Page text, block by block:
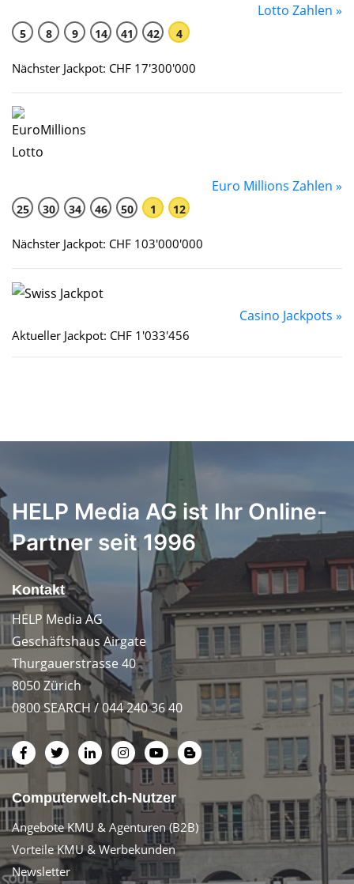
Lotto Zahlen »
5 8 9 14 41 42 4
Nächster Jackpot: CHF 17'300'000
Euro Millions Zahlen »
25 30 34 46 50 1 12
Nächster Jackpot: CHF 103'000'000
Casino Jackpots »
Aktueller Jackpot: CHF 1'033'456
HELP Media AG ist Ihr Online-
Partner seit 1996
Kontakt
HELP Media AG
Geschäftshaus Airgate
Thurgauerstrasse 40
8050 Zürich
0800 SEARCH / 044 240 36 40
Computerwelt.ch-Nutzer
Angebote KMU & Agenturen (B2B)
Vorteile KMU & Werbekunden
Newsletter